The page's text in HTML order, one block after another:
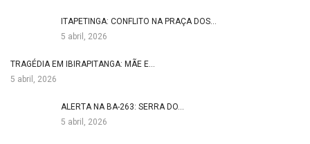
ITAPETINGA: CONFLITO NA PRAÇA DOS…
5 abril, 2026
TRAGÉDIA EM IBIRAPITANGA: MÃE E…
5 abril, 2026
ALERTA NA BA-263: SERRA DO…
5 abril, 2026